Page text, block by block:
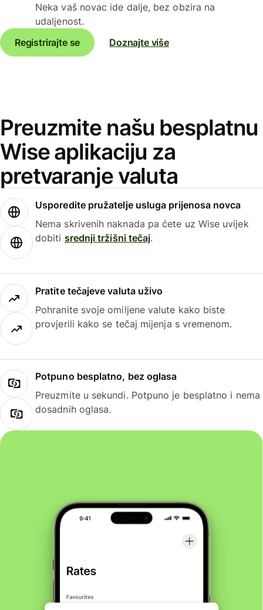
Neka vaš novac ide dalje, bez obzira na
udaljenost.
Registrirajte se
Doznajte više
Preuzmite našu besplatnu
Wise aplikaciju za
pretvaranje valuta
Usporedite pružatelje usluga prijenosa novca
Nema skrivenih naknada pa ćete uz Wise uvijek
dobiti srednji tržišni tečaj.
Pratite tečajeve valuta uživo
Pohranite svoje omiljene valute kako biste
provjerili kako se tečaj mijenja s vremenom.
Potpuno besplatno, bez oglasa
Preuzmite u sekundi. Potpuno je besplatno i nema
dosadnih oglasa.